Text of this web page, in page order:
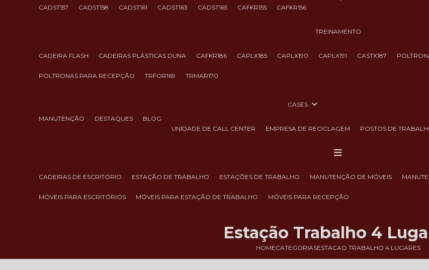
CADST157 CADST158 CADST161 CADST163 CADST165 CAFKR155 CAFKR156
TREINAMENTO
CADEIRA FLASH CADEIRAS PLÁSTICAS DUNA CAFKR186 CAPLX185 CAPLX190 CAPLX191 CASTX187
POLTRONAS PARA RECEPÇÃO TRFOR169 TRMAR170
MANUTENÇÃO DESTAQUES BLOG
CASES
UNIDADE DE CALL CENTER EMPRESA DE RECICLAGEM POSTOS DE
CADEIRAS DE ESCRITÓRIO ESTAÇÃO DE TRABALHO ESTAÇÕES DE TRABALHO MANUTENÇÃO DE MÓVEIS
MÓVEIS PARA ESCRITÓRIOS MÓVEIS PARA ESTAÇÃO DE TRABALHO MÓVEIS PARA RECEPÇÃO
HOMECATEGORIASESTACAO TRABALHO 4 LUGARES
Estação Trabalho 4